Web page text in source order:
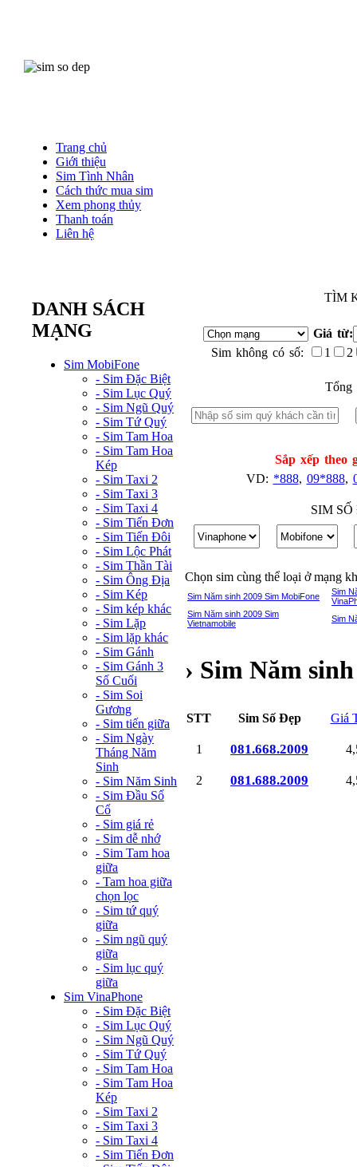
Trang chủ
Giới thiệu
Sim Tình Nhân
Cách thức mua sim
Xem phong thủy
Thanh toán
Liên hệ
DANH SÁCH
MẠNG
Sim MobiFone
- Sim Đặc Biệt
- Sim Lục Quý
- Sim Ngũ Quý
- Sim Tứ Quý
- Sim Tam Hoa
- Sim Tam Hoa
Kép
- Sim Taxi 2
- Sim Taxi 3
- Sim Taxi 4
- Sim Tiến Đơn
- Sim Tiến Đôi
- Sim Lộc Phát
- Sim Thần Tài
- Sim Ông Địa
- Sim Kép
- Sim kép khác
- Sim Lặp
- Sim lặp khác
- Sim Gánh
- Sim Gánh 3
Số Cuối
- Sim Soi
Gương
- Sim tiến giữa
- Sim Ngày
Tháng Năm
Sinh
- Sim Năm Sinh
- Sim Đầu Số
Cổ
- Sim giá rẻ
- Sim dễ nhớ
- Sim Tam hoa
giữa
- Tam hoa giữa
chọn lọc
- Sim tứ quý
giữa
- Sim ngũ quý
giữa
- Sim lục quý
giữa
Sim VinaPhone
- Sim Đặc Biệt
- Sim Lục Quý
- Sim Ngũ Quý
- Sim Tứ Quý
- Sim Tam Hoa
- Sim Tam Hoa
Kép
- Sim Taxi 2
- Sim Taxi 3
- Sim Taxi 4
- Sim Tiến Đơn
TÌM
Giá từ:
Sim không có số:
1 2
Sắp xếp theo
VD: *888, 09*888,
SIM
Chọn sim cùng thể loại ở mạng
Sim Năm sinh 2009 Sim MobiFone
Sim
Sim Năm sinh 2009 Sim
Vietnamobile
Sim
› Sim Năm
STT Sim Số Đẹp Giá
1 081.668.2009
2 081.688.2009